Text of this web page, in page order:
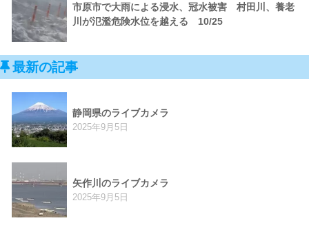
市原市で大雨による浸水、冠水被害 村田川、養老
川が氾濫危険水位を越える 10/25
最新の記事
静岡県のライブカメラ
2025年9月5日
矢作川のライブカメラ
2025年9月5日